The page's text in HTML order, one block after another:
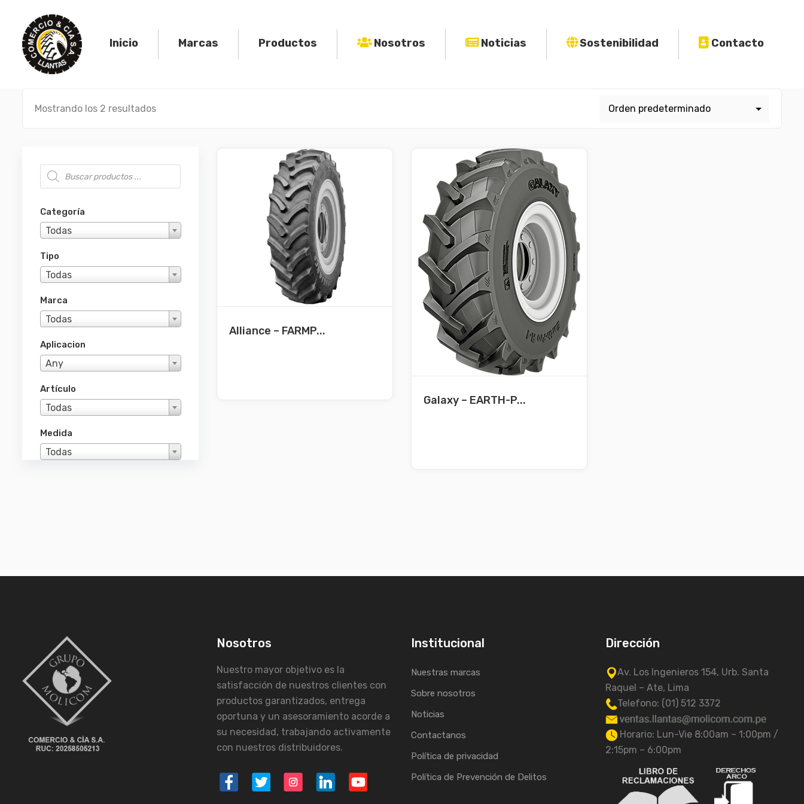
content
Inicio Marcas Productos Nosotros Noticias Sostenibilidad Contacto
Mostrando los 2 resultados
Búsqueda de productos
Categoría
Todas
Tipo
Todas
Marca
Todas
Aplicacion
Any
Artículo
Todas
Medida
Todas
Alliance – FARMP...
Galaxy – EARTH-P...
Nosotros
Nuestro mayor objetivo es la
satisfacción de nuestros clientes con
productos garantizados, entrega
oportuna y un asesoramiento acorde a
su necesidad, trabajando activamente
con nuestros distribuidores.
Institucional
Nuestras marcas
Sobre nosotros
Noticias
Contactanos
Política de privacidad
Política de Prevención de Delitos
Dirección
Av. Los Ingenieros 154, Urb. Santa
Raquel – Ate, Lima
Telefono: (01) 512 3372
Horario: Lun-Vie 8:00am – 1:00pm /
2:15pm – 6:00pm